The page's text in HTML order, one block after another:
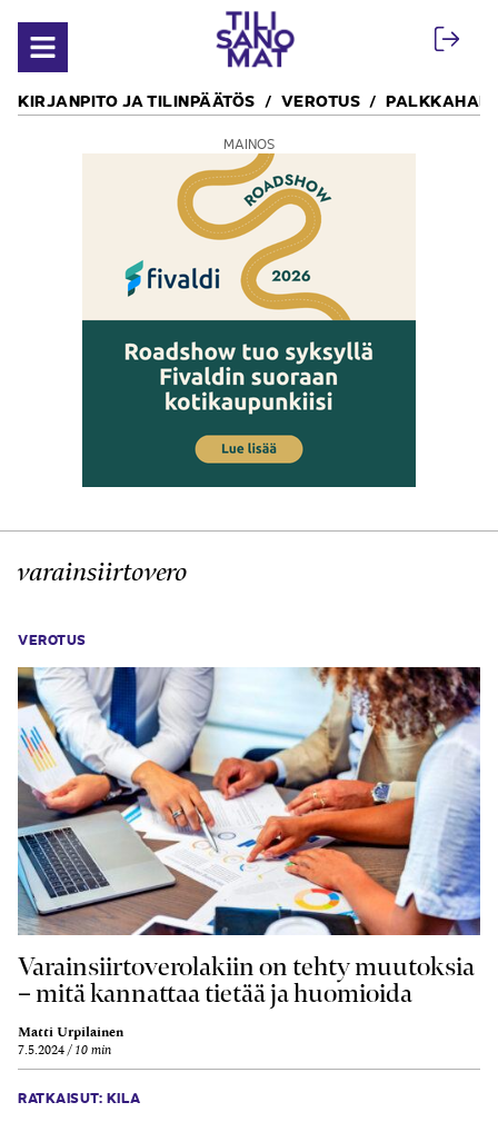
Avaa valikko
KIRJANPITO JA TILINPÄÄTÖS VEROTUS
MAINOS
varainsiirtovero
VEROTUS
Varainsiirtoverolakiin on tehty muutoksia
– mitä kannattaa tietää ja huomioida
Matti Urpilainen
7.5.2024 10 min
RATKAISUT: KILA